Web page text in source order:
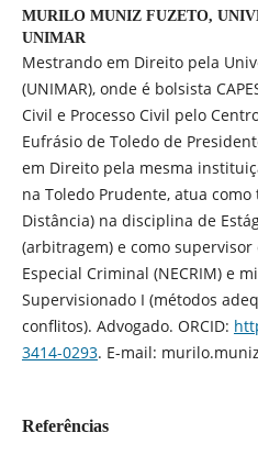
MURILO MUNIZ FUZETO,
UNIMAR
Mestrando em Direito pela
(UNIMAR), onde é bolsista
Civil e Processo Civil pelo
Eufrásio de Toledo de
em Direito pela mesma
na Toledo Prudente, atua como
Distância) na disciplina de
(arbitragem) e como
Especial Criminal (NECRIM) e
Supervisionado I (métodos
conflitos). Advogado. ORCID:
3414-0293. E-mail:
Referências